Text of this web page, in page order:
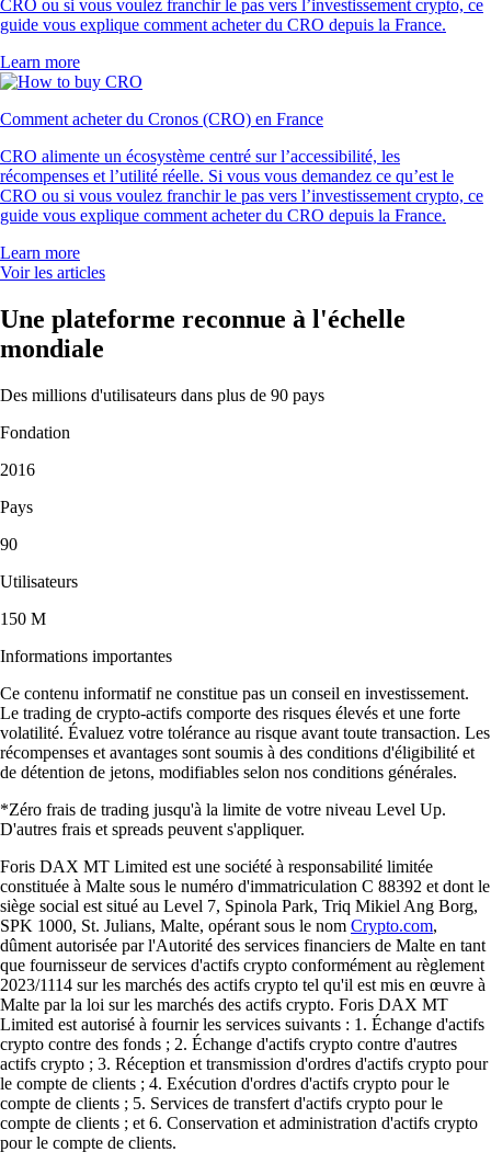
CRO ou si vous voulez franchir le pas vers l’investissement crypto, ce
guide vous explique comment acheter du CRO depuis la France.
Learn more
Comment acheter du Cronos (CRO) en France
CRO alimente un écosystème centré sur l’accessibilité, les
récompenses et l’utilité réelle. Si vous vous demandez ce qu’est le
CRO ou si vous voulez franchir le pas vers l’investissement crypto, ce
guide vous explique comment acheter du CRO depuis la France.
Learn more
Voir les articles
Une plateforme reconnue à l'échelle
mondiale
Des millions d'utilisateurs dans plus de 90 pays
Fondation
2016
Pays
90
Utilisateurs
150 M
Informations importantes
Ce contenu informatif ne constitue pas un conseil en investissement.
Le trading de crypto-actifs comporte des risques élevés et une forte
volatilité. Évaluez votre tolérance au risque avant toute transaction. Les
récompenses et avantages sont soumis à des conditions d'éligibilité et
de détention de jetons, modifiables selon nos conditions générales.
*Zéro frais de trading jusqu'à la limite de votre niveau Level Up.
D'autres frais et spreads peuvent s'appliquer.
Foris DAX MT Limited est une société à responsabilité limitée
constituée à Malte sous le numéro d'immatriculation C 88392 et dont le
siège social est situé au Level 7, Spinola Park, Triq Mikiel Ang Borg,
SPK 1000, St. Julians, Malte, opérant sous le nom Crypto.com,
dûment autorisée par l'Autorité des services financiers de Malte en tant
que fournisseur de services d'actifs crypto conformément au règlement
2023/1114 sur les marchés des actifs crypto tel qu'il est mis en œuvre à
Malte par la loi sur les marchés des actifs crypto. Foris DAX MT
Limited est autorisé à fournir les services suivants : 1. Échange d'actifs
crypto contre des fonds ; 2. Échange d'actifs crypto contre d'autres
actifs crypto ; 3. Réception et transmission d'ordres d'actifs crypto pour
le compte de clients ; 4. Exécution d'ordres d'actifs crypto pour le
compte de clients ; 5. Services de transfert d'actifs crypto pour le
compte de clients ; et 6. Conservation et administration d'actifs crypto
pour le compte de clients.